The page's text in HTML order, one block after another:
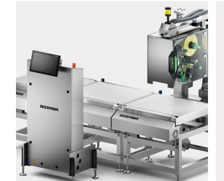
Ulice *
Poštovní směrovací číslo *
Město *